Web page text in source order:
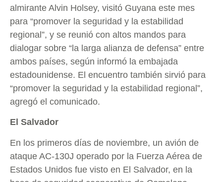
almirante Alvin Holsey, visitó Guyana este mes
para “promover la seguridad y la estabilidad
regional”, y se reunió con altos mandos para
dialogar sobre “la larga alianza de defensa” entre
ambos países, según informó la embajada
estadounidense. El encuentro también sirvió para
“promover la seguridad y la estabilidad regional”,
agregó el comunicado.
El Salvador
En los primeros días de noviembre, un avión de
ataque AC-130J operado por la Fuerza Aérea de
Estados Unidos fue visto en El Salvador, en la